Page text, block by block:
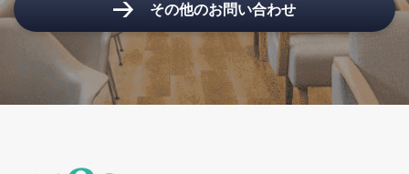
FAX：03-6910-4515
E-mail：info@ishiyaku-net.jp
個人情報管理責任者：大石 敏昭
その他のお問い合わせ